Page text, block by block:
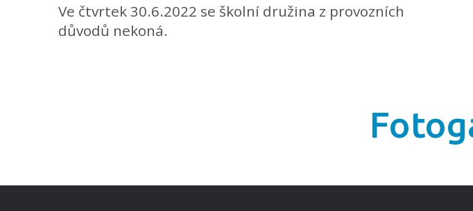
Ve čtvrtek 30.6.2022 se školní družina z provozních
důvodů nekoná.